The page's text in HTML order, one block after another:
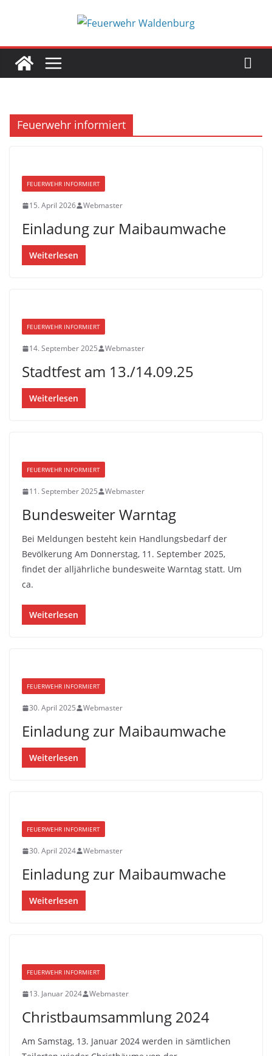
Feuerwehr informiert
FEUERWEHR INFORMIERT
15. April 2026 Webmaster
Einladung zur Maibaumwache
Weiterlesen
FEUERWEHR INFORMIERT
14. September 2025 Webmaster
Stadtfest am 13./14.09.25
Weiterlesen
FEUERWEHR INFORMIERT
11. September 2025 Webmaster
Bundesweiter Warntag
Bei Meldungen besteht kein Handlungsbedarf der
Bevölkerung Am Donnerstag, 11. September 2025,
findet der alljährliche bundesweite Warntag statt. Um
ca.
Weiterlesen
FEUERWEHR INFORMIERT
30. April 2025 Webmaster
Einladung zur Maibaumwache
Weiterlesen
FEUERWEHR INFORMIERT
30. April 2024 Webmaster
Einladung zur Maibaumwache
Weiterlesen
FEUERWEHR INFORMIERT
13. Januar 2024 Webmaster
Christbaumsammlung 2024
Am Samstag, 13. Januar 2024 werden in sämtlichen